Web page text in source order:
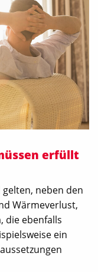
erfüllt
neben den
Wärmeverlust,
die ebenfalls
ein